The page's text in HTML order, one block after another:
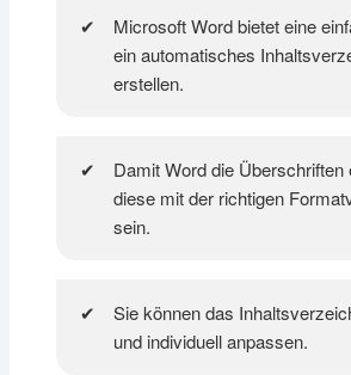
Microsoft Word bietet eine
ein automatisches
erstellen.
Damit Word die
diese mit der richtigen
sein.
Sie können das
und individuell anpassen.